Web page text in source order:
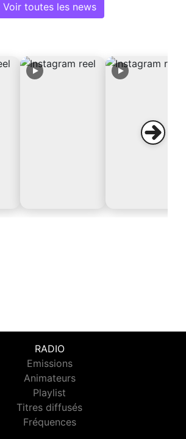
Voir toutes les news
RADIO
Emissions
Animateurs
Playlist
Titres diffusés
Fréquences